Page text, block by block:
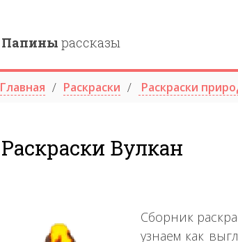
Папины рассказы
Главная Раскраски Раскраски
Раскраски Вулкан
Сборник
узнаем как